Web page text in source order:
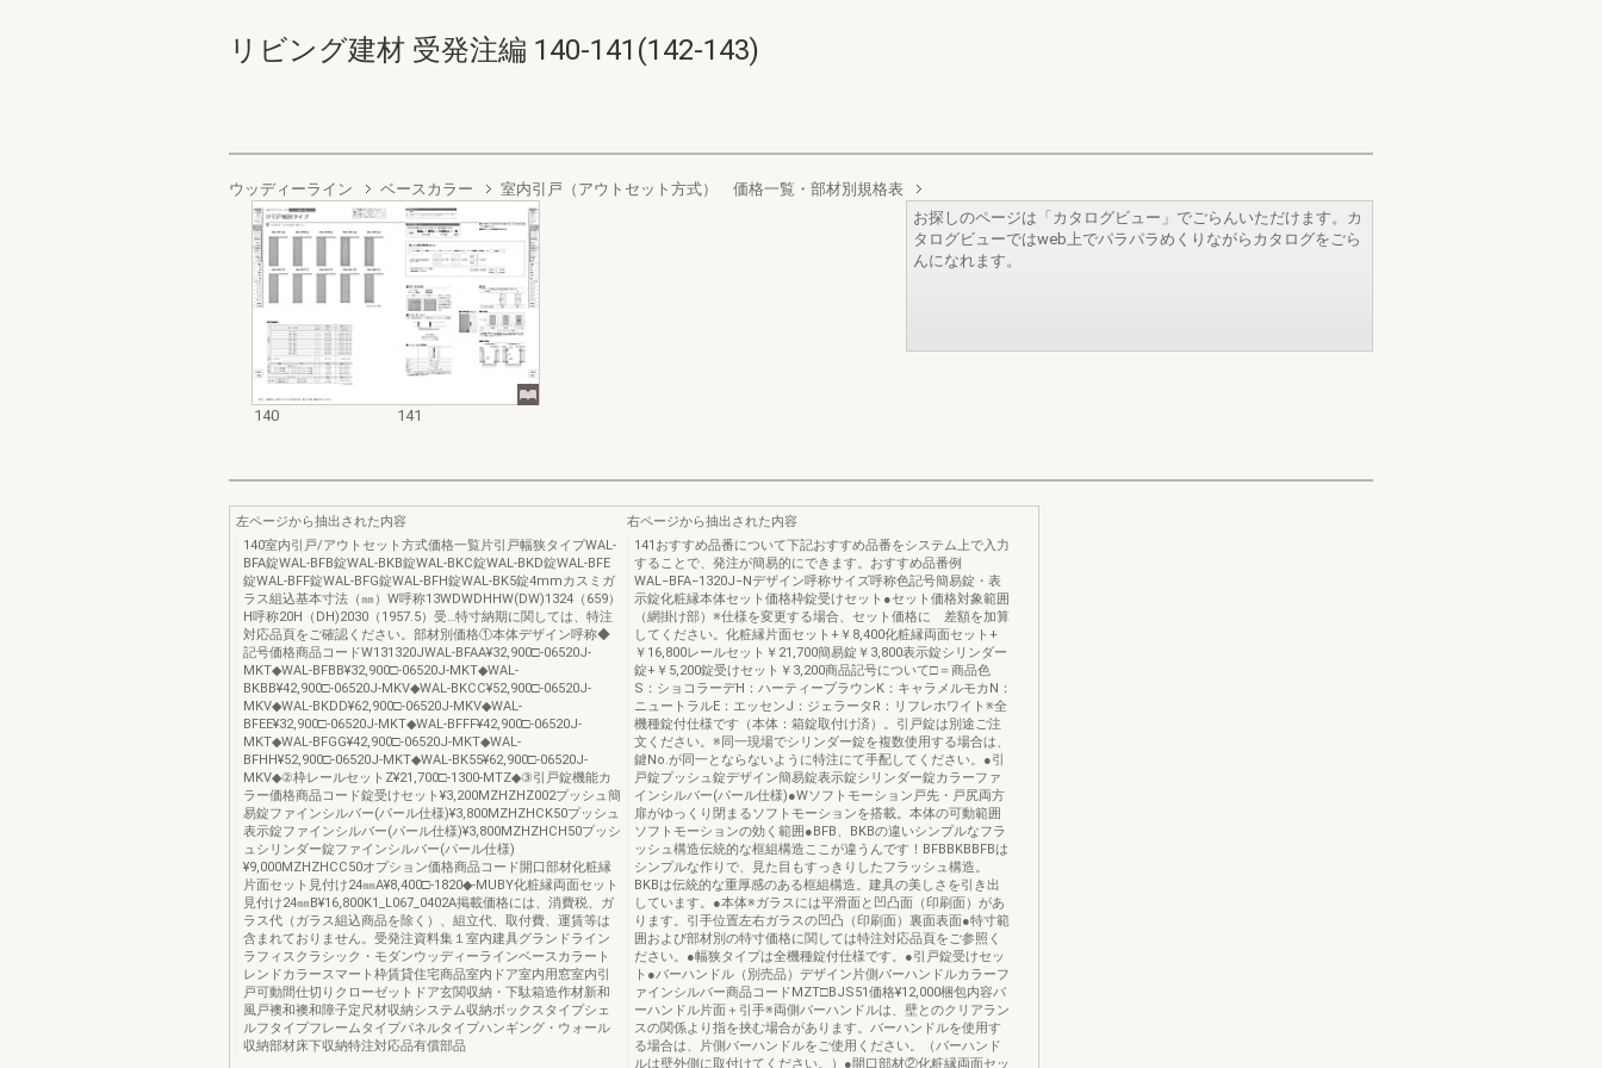
リビング建材 受発注編 140-141(142-143)
ウッディーライン ベースカラー 室内引戸（アウトセット方式） 価格一覧・部材別規格表
140 141
お探しのページは「カタログビュー」でごらんいただけます。カ
タログビューではweb上でパラパラめくりながらカタログをごら
んになれます。
左ページから抽出された内容
140室内引戸/アウトセット方式価格一覧片引戸幅狭タイプWAL-
BFA錠WAL-BFB錠WAL-BKB錠WAL-BKC錠WAL-BKD錠WAL-BFE
錠WAL-BFF錠WAL-BFG錠WAL-BFH錠WAL-BK5錠4mmカスミガ
ラス組込基本寸法（㎜）W呼称13WDWDHHW(DW)1324（659）
H呼称20H（DH)2030（1957.5）受…特寸納期に関しては、特注
対応品頁をご確認ください。部材別価格①本体デザイン呼称◆
記号価格商品コードW131320JWAL-BFAA¥32,900□-06520J-
MKT◆WAL-BFBB¥32,900□-06520J-MKT◆WAL-
BKBB¥42,900□-06520J-MKV◆WAL-BKCC¥52,900□-06520J-
MKV◆WAL-BKDD¥62,900□-06520J-MKV◆WAL-
BFEE¥32,900□-06520J-MKT◆WAL-BFFF¥42,900□-06520J-
MKT◆WAL-BFGG¥42,900□-06520J-MKT◆WAL-
BFHH¥52,900□-06520J-MKT◆WAL-BK55¥62,900□-06520J-
MKV◆②枠レールセットZ¥21,700□-1300-MTZ◆③引戸錠機能カ
ラー価格商品コード錠受けセット¥3,200MZHZHZ002プッシュ簡
易錠ファインシルバー(パール仕様)¥3,800MZHZHCK50プッシュ
表示錠ファインシルバー(パール仕様)¥3,800MZHZHCH50プッシ
ュシリンダー錠ファインシルバー(パール仕様)
¥9,000MZHZHCC50オプション価格商品コード開口部材化粧縁
片面セット見付け24㎜A¥8,400□-1820◆-MUBY化粧縁両面セット
見付け24㎜B¥16,800K1_L067_0402A掲載価格には、消費税、ガ
ラス代（ガラス組込商品を除く）、組立代、取付費、運賃等は
含まれておりません。受発注資料集１室内建具グランドライン
ラフィスクラシック・モダンウッディーラインベースカラート
レンドカラースマート枠賃貸住宅商品室内ドア室内用窓室内引
戸可動間仕切りクローゼットドア玄関収納・下駄箱造作材新和
風戸襖和襖和障子定尺材収納システム収納ボックスタイプシェ
ルフタイプフレームタイプパネルタイプハンギング・ウォール
収納部材床下収納特注対応品有償部品
右ページから抽出された内容
141おすすめ品番について下記おすすめ品番をシステム上で入力
することで、発注が簡易的にできます。おすすめ品番例
WAL−BFA−1320J−Nデザイン呼称サイズ呼称色記号簡易錠・表
示錠化粧縁本体セット価格枠錠受けセット●セット価格対象範囲
（網掛け部）※仕様を変更する場合、セット価格に 差額を加算
してください。化粧縁片面セット+￥8,400化粧縁両面セット+
￥16,800レールセット￥21,700簡易錠￥3,800表示錠シリンダー
錠+￥5,200錠受けセット￥3,200商品記号について□＝商品色
S：ショコラーデH：ハーティーブラウンK：キャラメルモカN：
ニュートラルE：エッセンJ：ジェラータR：リフレホワイト※全
機種錠付仕様です（本体：箱錠取付け済）。引戸錠は別途ご注
文ください。※同一現場でシリンダー錠を複数使用する場合は、
鍵No.が同一とならないように特注にて手配してください。●引
戸錠プッシュ錠デザイン簡易錠表示錠シリンダー錠カラーファ
インシルバー(パール仕様)●Wソフトモーション戸先・戸尻両方
扉がゆっくり閉まるソフトモーションを搭載。本体の可動範囲
ソフトモーションの効く範囲●BFB、BKBの違いシンプルなフラ
ッシュ構造伝統的な框組構造ここが違うんです！BFBBKBBFBは
シンプルな作りで、見た目もすっきりしたフラッシュ構造。
BKBは伝統的な重厚感のある框組構造。建具の美しさを引き出
しています。●本体※ガラスには平滑面と凹凸面（印刷面）があ
ります。引手位置左右ガラスの凹凸（印刷面）裏面表面●特寸範
囲および部材別の特寸価格に関しては特注対応品頁をご参照く
ださい。●幅狭タイプは全機種錠付仕様です。●引戸錠受けセッ
ト●バーハンドル（別売品）デザイン片側バーハンドルカラーフ
ァインシルバー商品コードMZT□BJS51価格¥12,000梱包内容バ
ーハンドル片面＋引手※両側バーハンドルは、壁とのクリアラン
スの関係より指を挟む場合があります。バーハンドルを使用す
る場合は、片側バーハンドルをご使用ください。（バーハンド
ルは壁外側に取付けてください。）●開口部材②化粧縁両面セッ